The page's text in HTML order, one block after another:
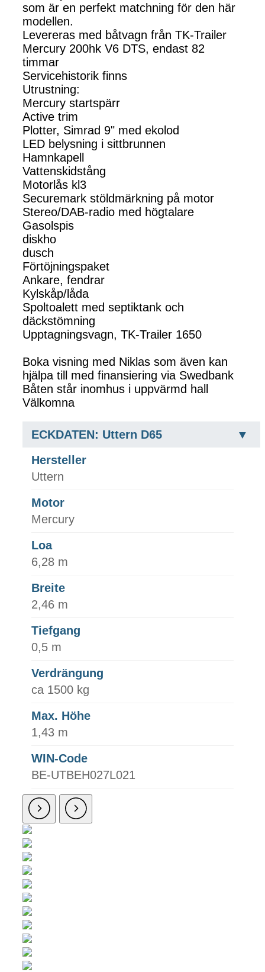
som är en perfekt matchning för den här
modellen.
Levereras med båtvagn från TK-Trailer
Mercury 200hk V6 DTS, endast 82
timmar
Servicehistorik finns
Utrustning:
Mercury startspärr
Active trim
Plotter, Simrad 9" med ekolod
LED belysning i sittbrunnen
Hamnkapell
Vattenskidstång
Motorlås kl3
Securemark stöldmärkning på motor
Stereo/DAB-radio med högtalare
Gasolspis
diskho
dusch
Förtöjningspaket
Ankare, fendrar
Kylskåp/låda
Spoltoalett med septiktank och
däckstömning
Upptagningsvagn, TK-Trailer 1650
Boka visning med Niklas som även kan
hjälpa till med finansiering via Swedbank
Båten står inomhus i uppvärmd hall
Välkomna
ECKDATEN: Uttern D65
Hersteller
Uttern
Motor
Mercury
Loa
6,28 m
Breite
2,46 m
Tiefgang
0,5 m
Verdrängung
ca 1500 kg
Max. Höhe
1,43 m
WIN-Code
BE-UTBEH027L021